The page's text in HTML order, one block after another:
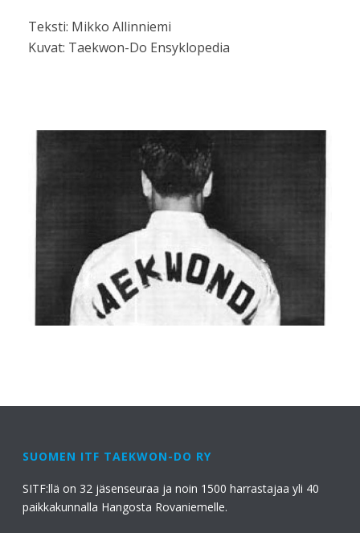
Teksti: Mikko Allinniemi
Kuvat: Taekwon-Do Ensyklopedia
SUOMEN ITF TAEKWON-DO RY
SITF:llä on 32 jäsenseuraa ja noin 1500 harrastajaa yli 40
paikkakunnalla Hangosta Rovaniemelle.